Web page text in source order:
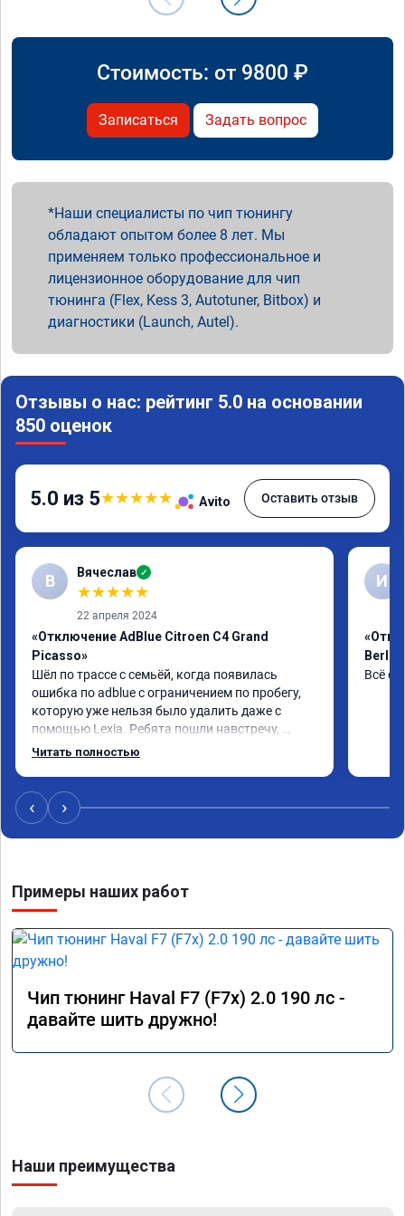
Стоимость: от 9800 ₽
Записаться Задать вопрос
Наши специалисты по чип тюнингу
обладают опытом более 8 лет. Мы
применяем только профессиональное и
лицензионное оборудование для чип
тюнинга (Flex, Kess 3, Autotuner, Bitbox) и
диагностики (Launch, Autel).
Отзывы о нас: рейтинг 5.0 на основании
850 оценок
5.0 из 5★★★★★ Avito Оставить отзыв
В Вячеслав ✓
★★★★★
22 апреля 2024
«Отключение AdBlue Citroen C4 Grand
Picasso»
Шёл по трассе с семьёй, когда появилась
ошибка по adblue с ограничением по пробегу,
которую уже нельзя было удалить даже с
помощью Lexia. Ребята пошли навстречу,
оперативно приняли и за час отшили как
Читать полностью
И
Всё
‹ ›
Примеры наших работ
Чип тюнинг Haval F7 (F7x) 2.0 190 лс -
давайте шить дружно!
Наши преимущества